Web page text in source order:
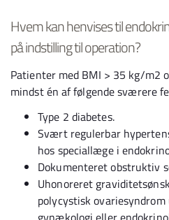
Hvem kan henvises til
på indstilling til operation?
Patienter med BMI > 35 kg/m2
mindst én af følgende sværere
Type 2 diabetes.
Svært regulerbar
hos speciallæge i
Dokumenteret obstruktiv
Uhonoreret
polycystisk